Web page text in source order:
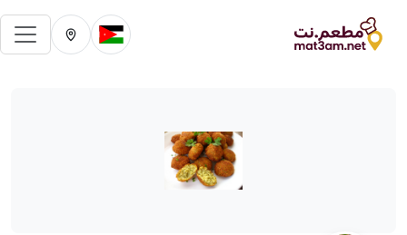
تغيير الدولة الحالية
تغيير المدينة